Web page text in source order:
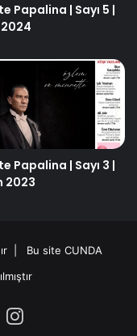
Papalina | Sayı 5 |
Papalina | Sayı 3 |
2023
| Bu site CUNDA
Instagram